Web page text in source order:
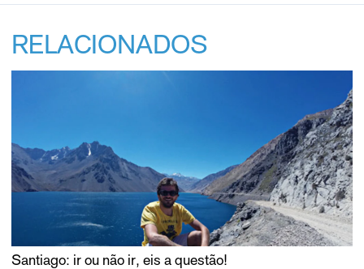
RELACIONADOS
Santiago: ir ou não ir, eis a questão!